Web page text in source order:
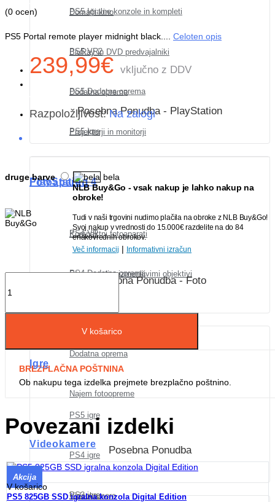
Domači kino
BluRay in DVD predvajalniki
Dodatna oprema
Projektorji in monitorji
Fotoaparati
Kompaktni fotoaparati
Fotoaparati z izmenljivimi objektivi
Objektivi
Dodatna oprema
Najem fotoopreme
Videokamere
Videokamere
PS5 Igralne konzole in kompleti
PS5 VR2
PS5 Dodatna oprema
PS5 igre
PlayStation 4
PS4 VR
PS4 Dodatna oprema
PS4 igre
Igre
PS5 igre
PS4 igre
PS3 igre
Posebna Ponudba - PlayStation
Posebna Ponudba - Foto
Posebna Ponudba
Vaša
(0 ocen)
PS5 Portal remote player midnight black.... Celoten opis
239,99€ vključno z DDV
Razpoložljivost:Na zalogi
druge barve
bela
NLB Buy&Go - vsak nakup je lahko nakup na
obroke!
Tudi v naši trgovini nudimo plačila na obroke z NLB Buy&Go!
Svoj nakup v vrednosti do 15.000€ razdelite na do 84
enakovrednih obrokov.
Več informacij | Informativni izračun
V košarico
BREZPLAČNA POŠTNINA
Ob nakupu tega izdelka prejmete brezplačno poštnino.
Povezani izdelki
Akcija
V košarico
PS5 825GB SSD igralna konzola Digital Edition